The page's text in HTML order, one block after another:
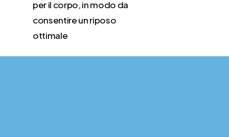
per il corpo, in modo da
consentire un riposo
ottimale